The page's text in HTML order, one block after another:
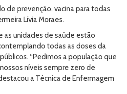
de prevenção, vacina para todas
Lívia Moraes.
as unidades de saúde estão
todas as doses da
“Pedimos a população que
níveis sempre zero de
a Técnica de Enfermagem